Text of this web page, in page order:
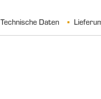
Technische Daten